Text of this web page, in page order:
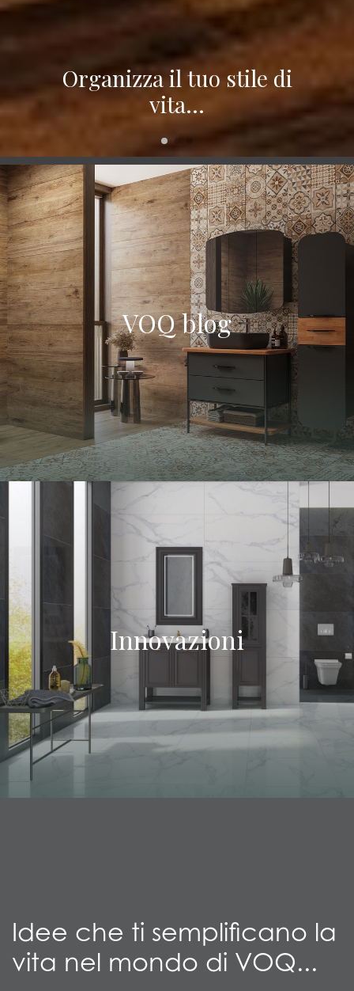
Organizza il tuo stile di
vita…
VOQ blog
Innovazioni
Idee che ti semplificano la
vita nel mondo di VOQ...